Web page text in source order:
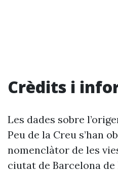
Crèdits i
Les dades sobre
Peu de la Creu s’han
nomenclàtor de les
ciutat de Barcelona de